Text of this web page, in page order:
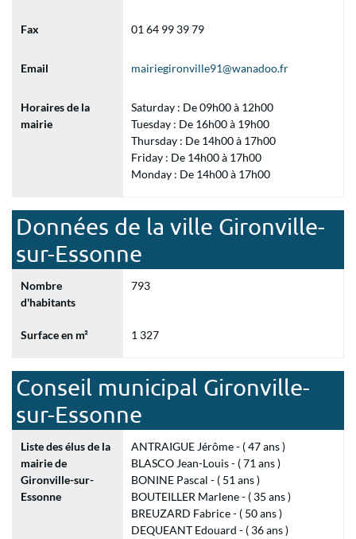
Fax 01 64 99 39 79
Email mairiegironville91@wanadoo.fr
Horaires de la
mairie
Saturday : De 09h00 à 12h00
Tuesday : De 16h00 à 19h00
Thursday : De 14h00 à 17h00
Friday : De 14h00 à 17h00
Monday : De 14h00 à 17h00
Données de la ville Gironville-
sur-Essonne
Nombre
d'habitants
793
Surface en m² 1 327
Conseil municipal Gironville-
sur-Essonne
Liste des élus de la
mairie de
Gironville-sur-
Essonne
ANTRAIGUE Jérôme - ( 47 ans )
BLASCO Jean-Louis - ( 71 ans )
BONINE Pascal - ( 51 ans )
BOUTEILLER Marlene - ( 35 ans )
BREUZARD Fabrice - ( 50 ans )
DEQUEANT Edouard - ( 36 ans )